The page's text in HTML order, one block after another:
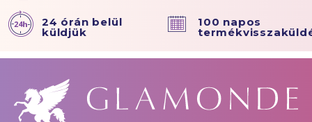
24 órán belül
küldjük
100 napos